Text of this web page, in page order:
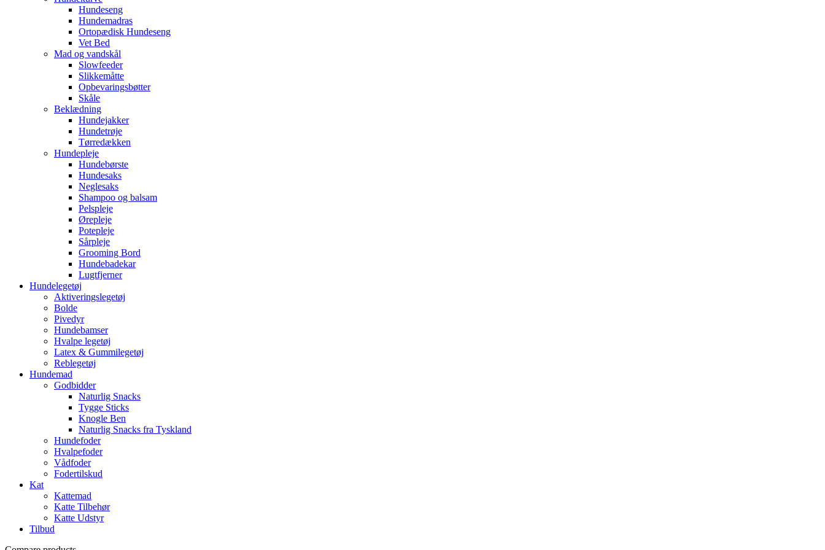
Hundeseng
Hundemadras
Ortopædisk Hundeseng
Vet Bed
Mad og vandskål
Slowfeeder
Slikkemåtte
Opbevaringsbøtter
Skåle
Beklædning
Hundejakker
Hundetrøje
Tørredækken
Hundepleje
Hundebørste
Hundesaks
Neglesaks
Shampoo og balsam
Pelspleje
Ørepleje
Potepleje
Sårpleje
Grooming Bord
Hundebadekar
Lugtfjerner
Hundelegetøj
Aktiveringslegetøj
Bolde
Pivedyr
Hundebamser
Hvalpe legetøj
Latex & Gummilegetøj
Reblegetøj
Hundemad
Godbidder
Naturlig Snacks
Tygge Sticks
Knogle Ben
Naturlig Snacks fra Tyskland
Hundefoder
Hvalpefoder
Vådfoder
Fodertilskud
Kat
Kattemad
Katte Tilbehør
Katte Udstyr
Tilbud